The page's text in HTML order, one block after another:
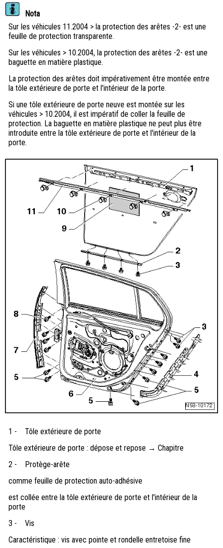
Nota
Sur les véhicules 11.2004 > la protection des arêtes -2- est une
feuille de protection transparente.
Sur les véhicules > 10.2004, la protection des arêtes -2- est une
baguette en matière plastique.
La protection des arêtes doit impérativement être montée entre
la tôle extérieure de porte et l'intérieur de la porte.
Si une tôle extérieure de porte neuve est montée sur les
véhicules > 10.2004, il est impératif de coller la feuille de
protection. La baguette en matière plastique ne peut plus être
introduite entre la tôle extérieure de porte et l'intérieur de la
porte.
1 -
Tôle extérieure de porte
Tôle extérieure de porte : dépose et repose → Chapitre
2 -
Protège-arête
comme feuille de protection auto-adhésive
est collée entre la tôle extérieure de porte et l'intérieur de la
porte
3 -
Vis
Caractéristique : vis avec pointe et rondelle entretoise fine